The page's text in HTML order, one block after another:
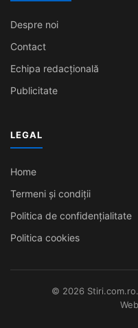
Despre noi
Contact
Echipa redacțională
Publicitate
LEGAL
Home
Termeni și condiții
Politica de confidențialitate
Politica cookies
© 2026